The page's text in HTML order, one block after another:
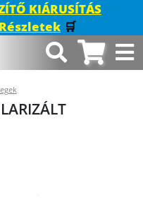
KIÁRUSÍTÁS
Részletek 🛒